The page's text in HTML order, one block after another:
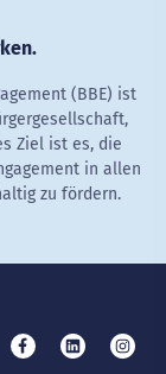
(BBE) ist
Ziel ist es, die
in allen
zu fördern.
Besuchen Sie uns
Besuchen